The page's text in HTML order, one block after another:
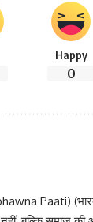
Happy
0
Paati)